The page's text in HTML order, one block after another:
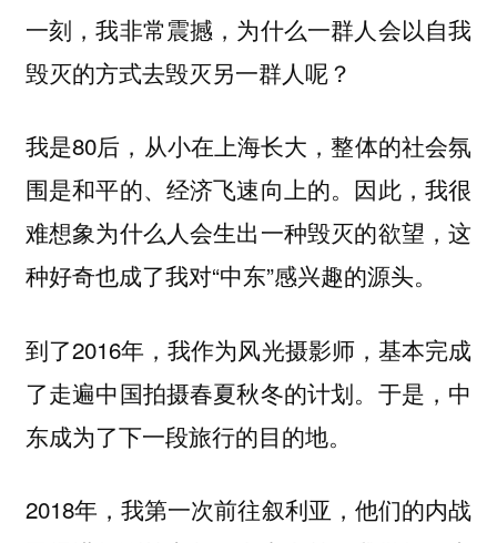
一刻，我非常震撼，为什么一群人会以自我
毁灭的方式去毁灭另一群人呢？
我是80后，从小在上海长大，整体的社会氛
围是和平的、经济飞速向上的。因此，我很
难想象为什么人会生出一种毁灭的欲望，这
种好奇也成了我对“中东”感兴趣的源头。
到了2016年，我作为风光摄影师，基本完成
了走遍中国拍摄春夏秋冬的计划。于是，中
东成为了下一段旅行的目的地。
2018年，我第一次前往叙利亚，他们的内战